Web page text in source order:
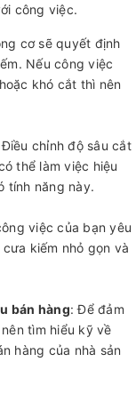
công việc.
cơ sẽ quyết định
Nếu công việc
khó cắt thì nên
chỉnh độ sâu cắt
thể làm việc hiệu
tính năng này.
việc của bạn yêu
kiếm nhỏ gọn và
bán hàng: Để đảm
tìm hiểu kỹ về
hàng của nhà sản